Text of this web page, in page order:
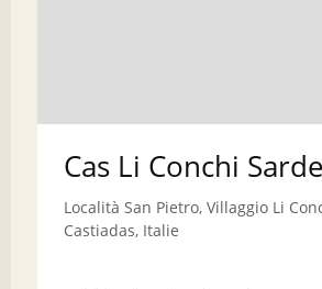
Cas Li Conchi
Località San Pietro, Villaggio Li
Castiadas, Italie